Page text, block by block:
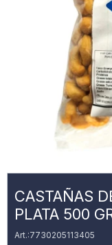
CASTAÑAS
PLATA 500
7730205113405